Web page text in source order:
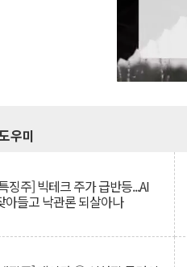
우미
징주] 빅테크 주가 급반등...AI
아들고 낙관론 되살아나